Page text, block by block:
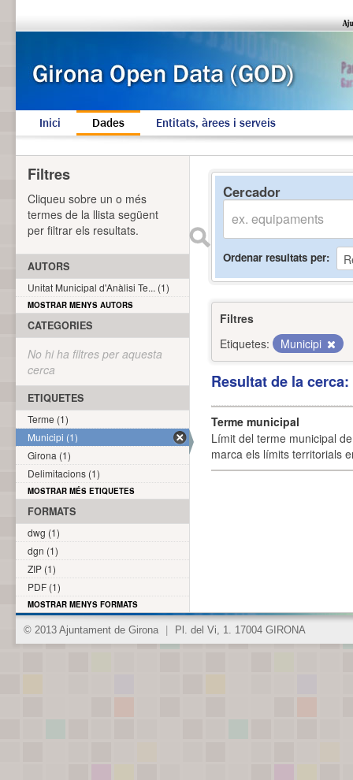
Inici Dades Entitats, àrees i serveis
Cercador
Ordenar resultats per
Filtres
Etiquetes:
Municipi
Resultat de la
Terme municipal
Límit del terme municipal
marca els límits territorials
Filtres
Cliqueu sobre un o més
termes de la llista següent
per filtrar els resultats.
AUTORS
Unitat Municipal d'Anàlisi Te... (1)
MOSTRAR MENYS AUTORS
CATEGORIES
No hi ha filtres per aquesta
cerca
ETIQUETES
Terme (1)
Municipi (1)
Girona (1)
Delimitacions (1)
MOSTRAR MÉS ETIQUETES
FORMATS
dwg (1)
dgn (1)
ZIP (1)
PDF (1)
MOSTRAR MENYS FORMATS
© 2013 Ajuntament de Girona Pl. del Vi, 1. 17004 GIRONA